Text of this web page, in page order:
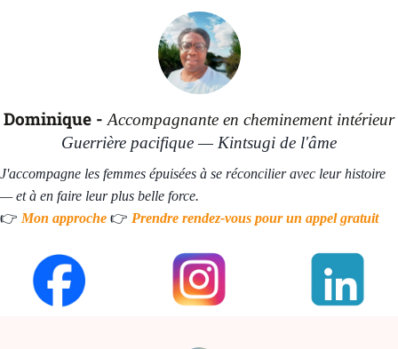
Dominique -Accompagnante en cheminement intérieur
Guerrière pacifique — Kintsugi de l'âme
J'accompagne les femmes épuisées à se réconcilier avec leur histoire
— et à en faire leur plus belle force.
👉Mon approche 👉 Prendre rendez-vous pour un appel gratuit